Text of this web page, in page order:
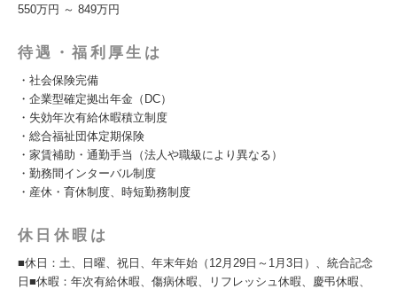
550万円 ～ 849万円
待遇・福利厚生は
・社会保険完備
・企業型確定拠出年金（DC）
・失効年次有給休暇積立制度
・総合福祉団体定期保険
・家賃補助・通勤手当（法人や職級により異なる）
・勤務間インターバル制度
・産休・育休制度、時短勤務制度
休日休暇は
■休日：土、日曜、祝日、年末年始（12月29日～1月3日）、統合記念
日■休暇：年次有給休暇、傷病休暇、リフレッシュ休暇、慶弔休暇、